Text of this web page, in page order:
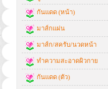
กันแดด (หน้า)
มาส์กแผ่น
มาส์ก/สครับ/นวดหน้า
ทำความสะอาดผิวกาย
กันแดด (ตัว)